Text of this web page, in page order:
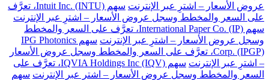
عروض الأسعار – اشترِ عبر الإنترنت
سهم Intuit Inc. (INTU)، تعرَّف
على السعر والمخطط وسجل عروض الأسعار – اشترِ عبر الإنترنت
سهم International Paper Co. (IP)، تعرَّف على السعر والمخطط
وسجل عروض الأسعار – اشترِ عبر الإنترنت
سهم IPG Photonics
Corp. (IPGP)، تعرَّف على السعر والمخطط وسجل عروض الأسعار
– اشترِ عبر الإنترنت
سهم IQVIA Holdings Inc (IQV)، تعرَّف على
السعر والمخطط وسجل عروض الأسعار – اشترِ عبر الإنترنت سهم